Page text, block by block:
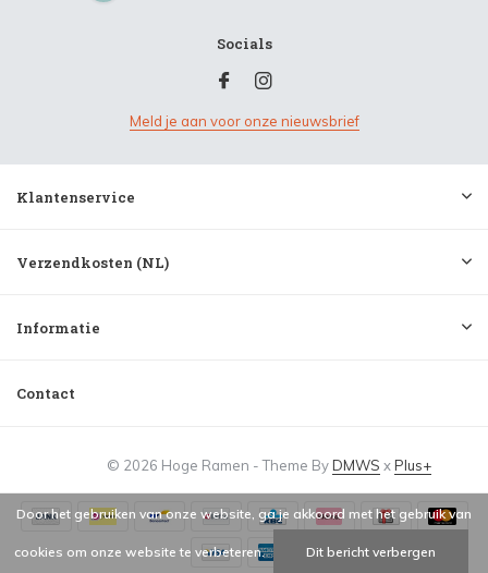
Socials
Meld je aan voor onze nieuwsbrief
Klantenservice
Verzendkosten (NL)
Informatie
Contact
© 2026 Hoge Ramen - Theme ByDMWS xPlus+
Door het gebruiken van onze website, ga je akkoord met het gebruik van
cookies om onze website te verbeteren. Dit bericht verbergen